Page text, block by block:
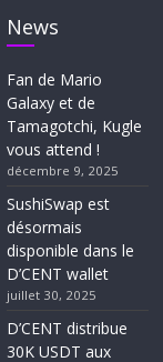
News
Fan de Mario
Galaxy et de
Tamagotchi, Kugle
vous attend !
décembre 9, 2025
SushiSwap est
désormais
disponible dans le
D’CENT wallet
juillet 30, 2025
D’CENT distribue
30K USDT aux